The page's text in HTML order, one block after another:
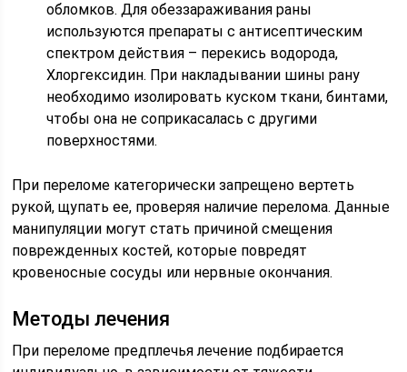
обломков. Для обеззараживания раны
используются препараты с антисептическим
спектром действия – перекись водорода,
Хлоргексидин. При накладывании шины рану
необходимо изолировать куском ткани, бинтами,
чтобы она не соприкасалась с другими
поверхностями.
При переломе категорически запрещено вертеть
рукой, щупать ее, проверяя наличие перелома. Данные
манипуляции могут стать причиной смещения
поврежденных костей, которые повредят
кровеносные сосуды или нервные окончания.
Методы лечения
При переломе предплечья лечение подбирается